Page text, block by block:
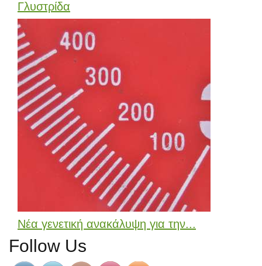
Γλυστρίδα
Νέα γενετική ανακάλυψη για την...
Follow Us